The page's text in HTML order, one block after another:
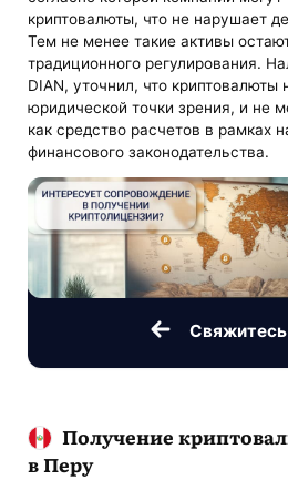
криптовалюты, что не нарушает
Тем не менее такие активы
традиционного регулирования.
DIAN, уточнил, что криптовалюты
юридической точки зрения, и не
как средство расчетов в рамках
финансового законодательства.
Получение
в Перу